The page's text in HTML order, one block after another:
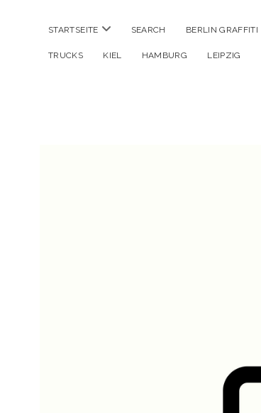
STARTSEITE Menü
SEARCH BERLIN GRAFFITI
TRUCKS KIEL HAMBURG LEIPZIG